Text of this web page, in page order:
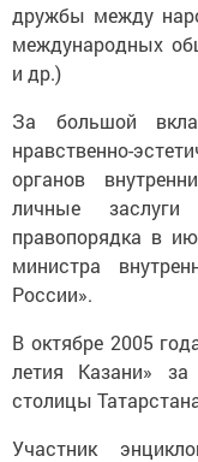
дружбы между
международных
и др.)
За большой
нравственно-
органов
личные
правопорядка в
министра
России».
В октябре 2005
летия Казани»
столицы
Участник